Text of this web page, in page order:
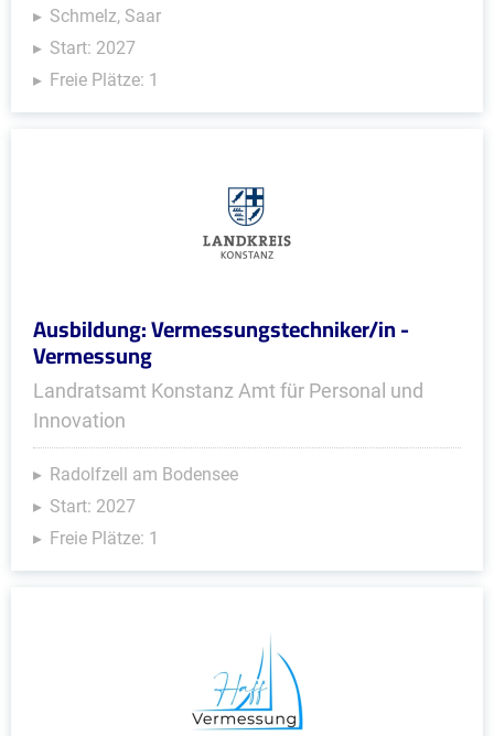
Schmelz, Saar
Start: 2027
Freie Plätze: 1
Ausbildung: Vermessungstechniker/in -
Vermessung
Landratsamt Konstanz Amt für Personal und
Innovation
Radolfzell am Bodensee
Start: 2027
Freie Plätze: 1